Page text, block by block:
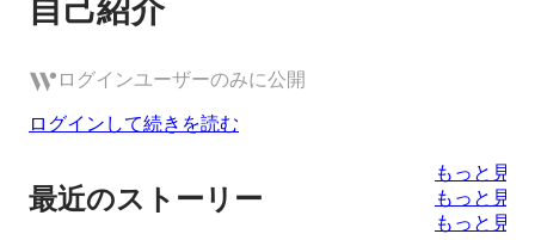
自己紹介
ログインユーザーのみに公開
ログインして続きを読む
最近のストーリー
もっと見る
もっと見る
もっと見る